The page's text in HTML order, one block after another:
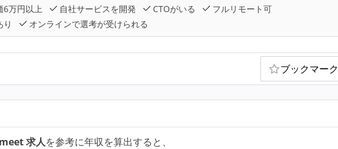
万円以上
自社サービスを開発 CTOがいる
フルリモート可
オンラインで選考が受けられる
ブックマーク
求人を参考に年収を算出すると、